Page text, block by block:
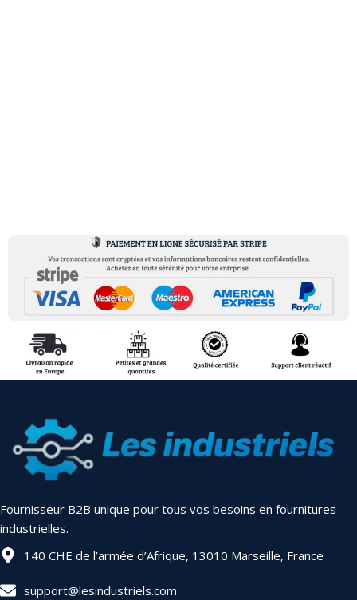
Fournisseur B2B unique pour tous vos besoins en fournitures
industrielles.
140 CHE de l’armée d’Afrique, 13010 Marseille, France
support@lesindustriels.com